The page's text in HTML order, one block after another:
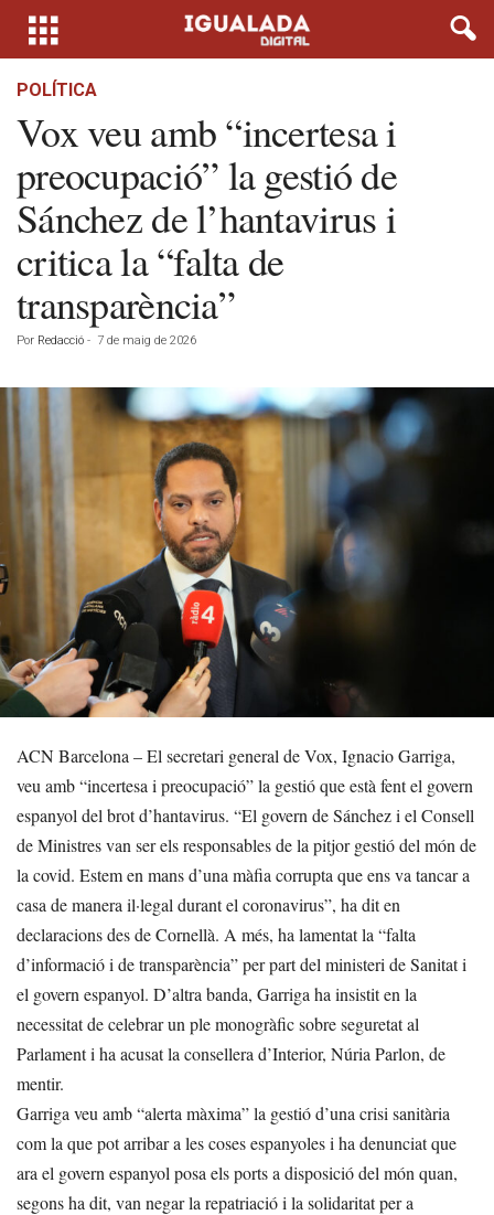
POLÍTICA
Vox veu amb “incertesa i
preocupació” la gestió de
Sánchez de l’hantavirus i
critica la “falta de
transparència”
Por Redacció - 7 de maig de 2026
ACN Barcelona – El secretari general de Vox, Ignacio Garriga,
veu amb “incertesa i preocupació” la gestió que està fent el govern
espanyol del brot d’hantavirus. “El govern de Sánchez i el Consell
de Ministres van ser els responsables de la pitjor gestió del món de
la covid. Estem en mans d’una màfia corrupta que ens va tancar a
casa de manera il·legal durant el coronavirus”, ha dit en
declaracions des de Cornellà. A més, ha lamentat la “falta
d’informació i de transparència” per part del ministeri de Sanitat i
el govern espanyol. D’altra banda, Garriga ha insistit en la
necessitat de celebrar un ple monogràfic sobre seguretat al
Parlament i ha acusat la consellera d’Interior, Núria Parlon, de
mentir.
Garriga veu amb “alerta màxima” la gestió d’una crisi sanitària
com la que pot arribar a les coses espanyoles i ha denunciat que
ara el govern espanyol posa els ports a disposició del món quan,
segons ha dit, van negar la repatriació i la solidaritat per a